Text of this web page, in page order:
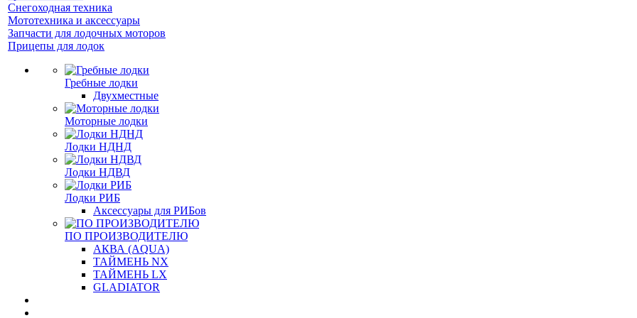
Снегоходная техника
Мототехника и аксессуары
Запчасти для лодочных моторов
Прицепы для лодок
Гребные лодки
Двухместные
Моторные лодки
Лодки НДНД
Лодки НДВД
Лодки РИБ
Аксессуары для РИБов
ПО ПРОИЗВОДИТЕЛЮ
АКВА (AQUA)
ТАЙМЕНЬ NX
ТАЙМЕНЬ LX
GLADIATOR